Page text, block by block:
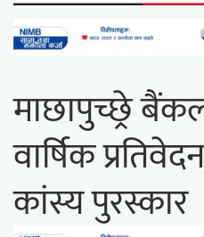
माछापुच्छ्रे
वार्षिक
कांस्य पुरस्कार